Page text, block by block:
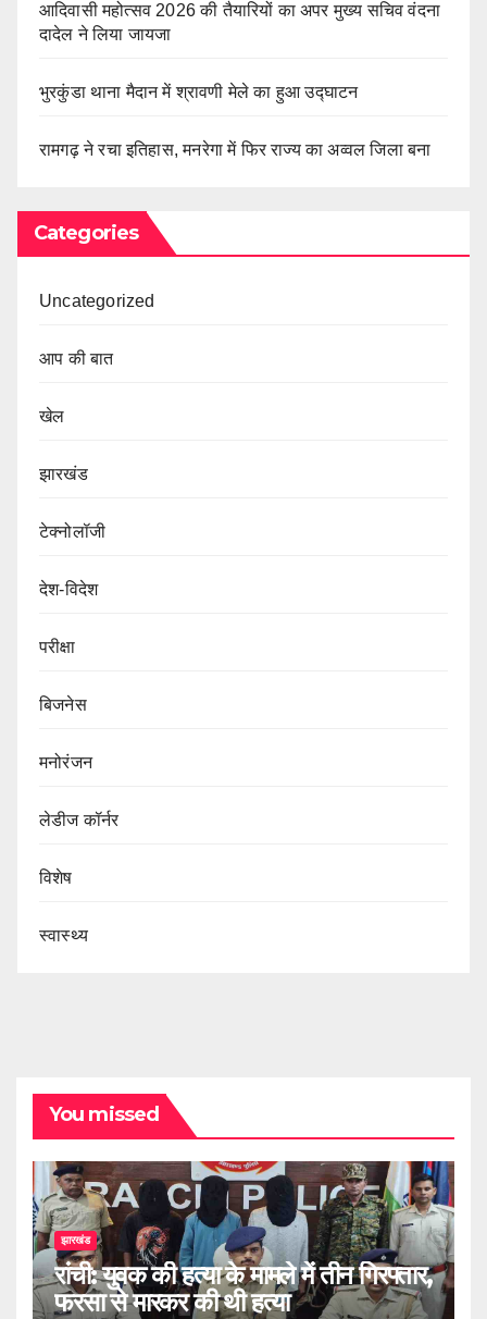
आदिवासी महोत्सव 2026 की तैयारियों का अपर मुख्य सचिव वंदना
दादेल ने लिया जायजा
भुरकुंडा थाना मैदान में श्रावणी मेले का हुआ उद्घाटन
रामगढ़ ने रचा इतिहास, मनरेगा में फिर राज्य का अव्वल जिला बना
Categories
Uncategorized
आप की बात
खेल
झारखंड
टेक्नोलॉजी
देश-विदेश
परीक्षा
बिजनेस
मनोरंजन
लेडीज कॉर्नर
विशेष
स्वास्थ्य
You missed
झारखंड
रांची: युवक की हत्या के मामले में तीन गिरफ्तार,
फरसा से मारकर की थी हत्या